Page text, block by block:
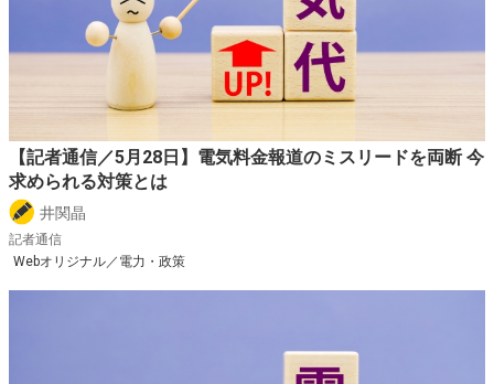
【記者通信／5月28日】電気料金報道のミスリードを両断 今
求められる対策とは
井関晶
記者通信
Webオリジナル／電力・政策